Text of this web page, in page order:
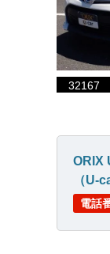
32167
ORIX
（U-
電話